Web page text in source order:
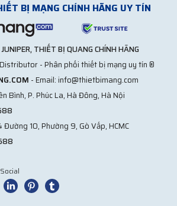
cổng thu phát (SFP / SFP +) và l 12 cổng
tốc độ dây và cổng thu phát (QSFP +)
vị giá đỡ (1 U) nhỏ gọn.
cấp 1,44 Tbps của Lớp 2 và Lớp 3 kết
nối mạng như bộ định tuyến an toàn,
khác.
cấp 24 cổng 1GbE SFP / 10GbE SFP + cố
QSFP + cố định, cung cấp tính linh hoạt
BỊ MẠNG CHÍNH HÃNG UY TÍN
THIẾT BỊ QUANG CHÍNH HÃNG
- Phân phối thiết bị mạng uy tín ®
- Email: info@thietbimang.com
Bình, P. Phúc La, Hà Đông, Hà Nội
Đường 10, Phường 9, Gò Vấp, HCMC